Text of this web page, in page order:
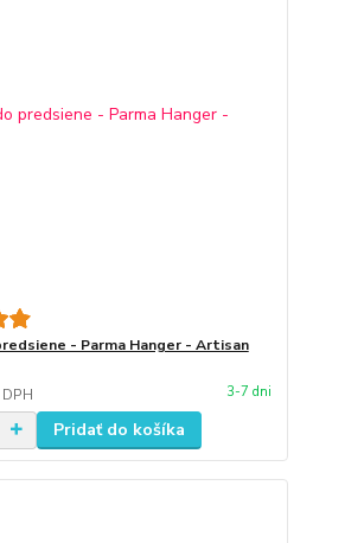
- Parma Hanger - Artisan
3-7 dni
Pridať do košíka